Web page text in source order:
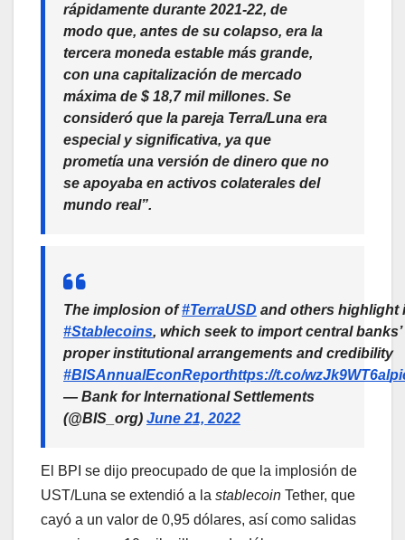
rápidamente durante 2021-22, de
modo que, antes de su colapso, era la
tercera moneda estable más grande,
con una capitalización de mercado
máxima de $ 18,7 mil millones. Se
consideró que la pareja Terra/Luna era
especial y significativa, ya que
prometía una versión de dinero que no
se apoyaba en activos colaterales del
mundo real”.
The implosion of#TerraUSD and others highlight
#Stablecoins, which seek to import central
proper institutional arrangements and credibility
#BISAnnualEconReporthttps://t.co/wzJk9WT6al
— Bank for International Settlements
(@BIS_org) June 21, 2022
El BPI se dijo preocupado de que la implosión de
UST/Luna se extendió a la stablecoin Tether, que
cayó a un valor de 0,95 dólares, así como salidas